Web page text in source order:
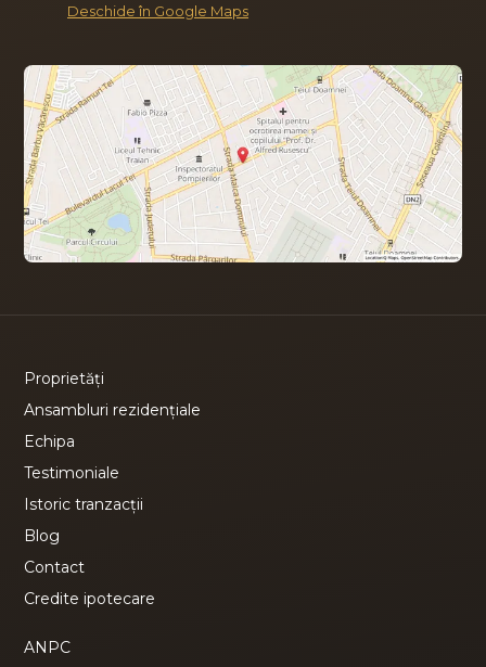
Deschide în Google Maps
Proprietăți
Ansambluri rezidențiale
Echipa
Testimoniale
Istoric tranzacții
Blog
Contact
Credite ipotecare
ANPC